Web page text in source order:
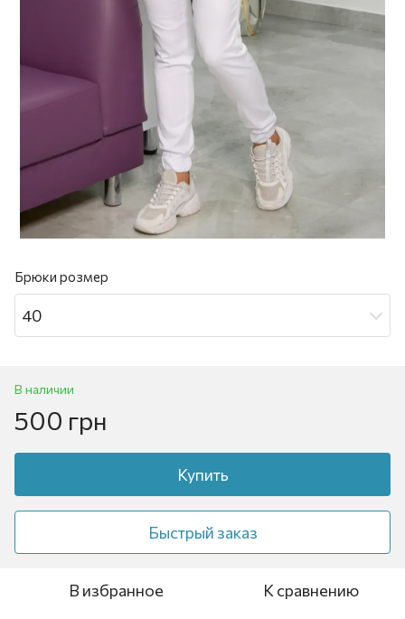
Брюки розмер
40
В наличии
500 грн
Купить
Быстрый заказ
В избранное К сравнению